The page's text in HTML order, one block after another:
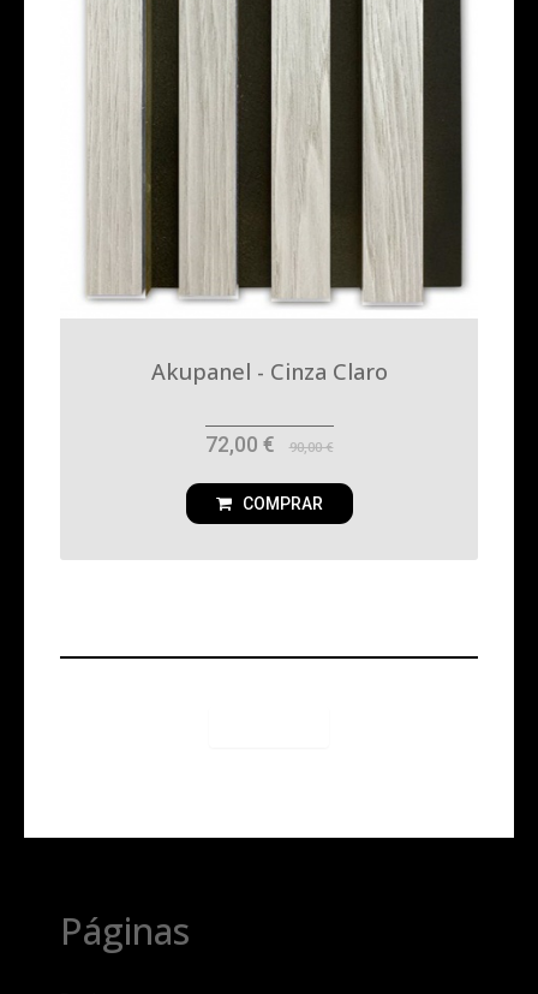
Akupanel - Cinza Claro
72,00 € 90,00 €
COMPRAR
Páginas